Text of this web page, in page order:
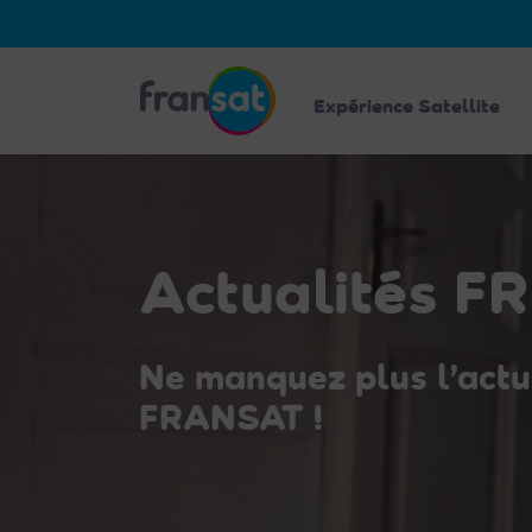
noter
Expérience Satellite
Actualités
Ne manquez plus
FRANSAT !